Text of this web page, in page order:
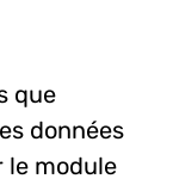
que
données
le module